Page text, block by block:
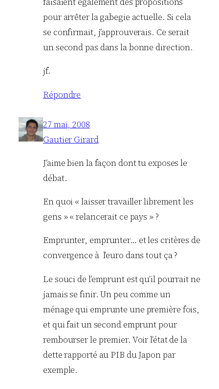
pour arrêter la gabegie actuelle. Si cela
se confirmait, j’approuverais. Ce serait
un second pas dans la bonne direction.
jf.
Répondre
27 mai, 2008
Gautier Girard
J’aime bien la façon dont tu exposes le
débat.
En quoi « laisser travailler librement les
gens » « relancerait ce pays » ?
Emprunter, emprunter… et les critères de
convergence à l’euro dans tout ça ?
Le souci de l’emprunt est qu’il pourrait ne
jamais se finir. Un peu comme un
ménage qui emprunte une première fois,
et qui fait un second emprunt pour
rembourser le premier. Voir l’état de la
dette rapporté au PIB du Japon par
exemple.